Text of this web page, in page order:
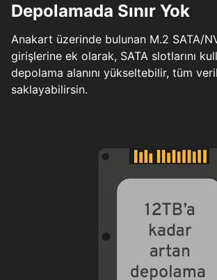
Depolamada Sınır Yok
Anakart üzerinde bulunan M.2 SATA/
girişlerine ek olarak, SATA slotlarını
depolama alanını yükseltebilir, tüm
saklayabilirsin.